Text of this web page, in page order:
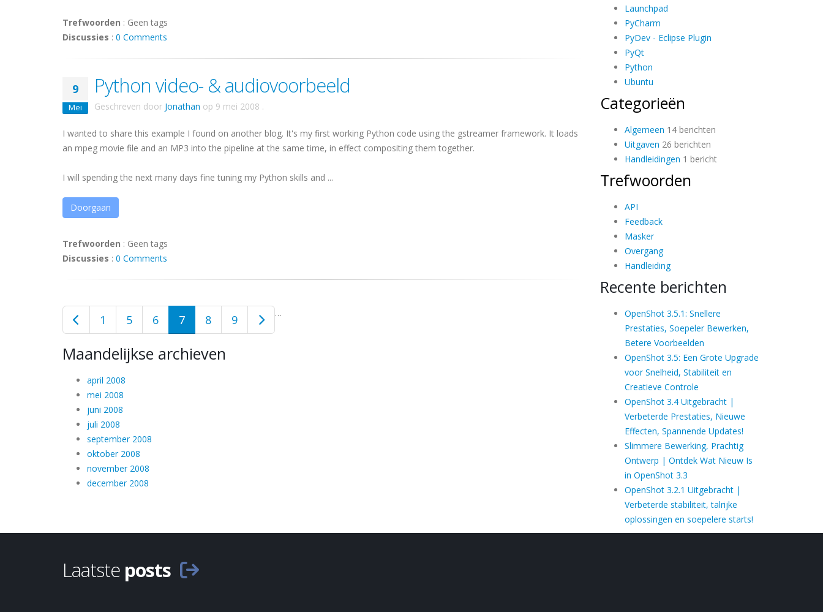
Trefwoorden : Geen tags
Discussies : 0 Comments
9
Mei
Python video- & audiovoorbeeld
Geschreven door Jonathan op 9 mei 2008 .
I wanted to share this example I found on another blog. It's my first working Python code using the gstreamer framework. It loads
an mpeg movie file and an MP3 into the pipeline at the same time, in effect compositing them together.
I will spending the next many days fine tuning my Python skills and ...
Doorgaan
Trefwoorden : Geen tags
Discussies : 0 Comments
1 …
5 6 7 8 9
Maandelijkse archieven
april 2008
mei 2008
juni 2008
juli 2008
september 2008
oktober 2008
november 2008
december 2008
Launchpad
PyCharm
PyDev - Eclipse Plugin
PyQt
Python
Ubuntu
Categorieën
Algemeen 14 berichten
Uitgaven 26 berichten
Handleidingen 1 bericht
Trefwoorden
API
Feedback
Masker
Overgang
Handleiding
Recente berichten
OpenShot 3.5.1: Snellere
Prestaties, Soepeler Bewerken,
Betere Voorbeelden
OpenShot 3.5: Een Grote Upgrade
voor Snelheid, Stabiliteit en
Creatieve Controle
OpenShot 3.4 Uitgebracht |
Verbeterde Prestaties, Nieuwe
Effecten, Spannende Updates!
Slimmere Bewerking, Prachtig
Ontwerp | Ontdek Wat Nieuw Is
in OpenShot 3.3
OpenShot 3.2.1 Uitgebracht |
Verbeterde stabiliteit, talrijke
oplossingen en soepelere starts!
Laatste posts